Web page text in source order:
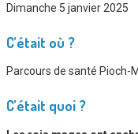
Dimanche 5 janvier 2025
C’était où ?
Parcours de santé Pioch-
C’était quoi ?